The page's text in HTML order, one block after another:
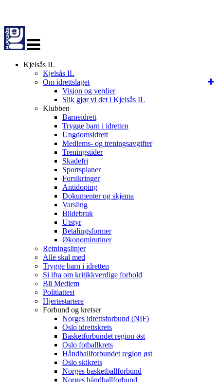
navigasjon
Kjelsås IL
Kjelsås IL
Om idrettslaget
Visjon og verdier
Slik gjør vi det i Kjelsås IL
Klubben
Barneidrett
Trygge barn i idretten
Ungdomsidrett
Medlems- og treningsavgifter
Treningstider
Skadefri
Sportsplaner
Forsikringer
Antidoping
Dokumenter og skjema
Varsling
Bildebruk
Utstyr
Betalingsformer
Økonomirutiner
Retningslinjer
Alle skal med
Trygge barn i idretten
Si ifra om kritikkverdige forhold
Bli Medlem
Politiattest
Hjertestartere
Forbund og kretser
Norges idrettsforbund (NIF)
Oslo idrettskrets
Basketforbundet region øst
Oslo fotballkrets
Håndballforbundet region øst
Oslo skikrets
Norges basketballforbund
Norges håndballforbund